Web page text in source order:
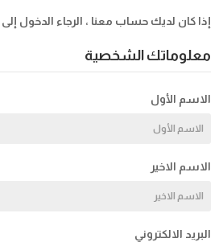
إذا كان لديك حساب معنا ، الرجاء الدخول إلى
معلوماتك الشخصية
الاسم الأول
الاسم الاخير
البريد الالكتروني